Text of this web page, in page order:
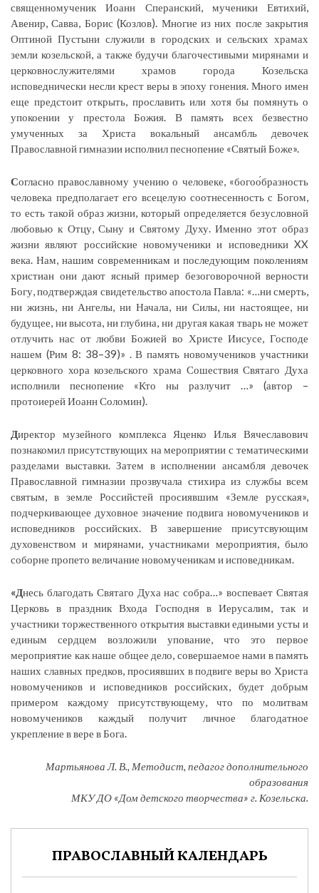
священномученик Иоанн Сперанский, мученики Евтихий,
Авенир, Савва, Борис (Козлов). Многие из них после закрытия
Оптиной Пустыни служили в городских и сельских храмах
земли козельской, а также будучи благочестивыми мирянами и
церковнослужителями храмов города Козельска
исповеднически несли крест веры в эпоху гонения. Много имен
еще предстоит открыть, прославить или хотя бы помянуть о
упокоении у престола Божия. В память всех безвестно
умученных за Христа вокальный ансамбль девочек
Православной гимназии исполнил песнопение «Святый Боже».
Согласно православному учению о человеке, «богоо́бразность
человека предполагает его всецелую соотнесенность с Богом,
то есть такой образ жизни, который определяется безусловной
любовью к Отцу, Сыну и Святому Духу. Именно этот образ
жизни являют российские новомученики и исповедники XX
века. Нам, нашим современникам и последующим поколениям
христиан они дают ясный пример безоговорочной верности
Богу, подтверждая свидетельство апостола Павла: «…ни смерть,
ни жизнь, ни Ангелы, ни Начала, ни Силы, ни настоящее, ни
будущее, ни высота, ни глубина, ни другая какая тварь не может
отлучить нас от любви Божией во Христе Иисусе, Господе
нашем (Рим 8: 38–39)» . В память новомучеников участники
церковного хора козельского храма Сошествия Святаго Духа
исполнили песнопение «Кто ны разлучит …» (автор –
протоиерей Иоанн Соломин).
Директор музейного комплекса Яценко Илья Вячеславович
познакомил присутствующих на мероприятии с тематическими
разделами выставки. Затем в исполнении ансамбля девочек
Православной гимназии прозвучала стихира из службы всем
святым, в земле Российстей просиявшим «Земле русская»,
подчеркивающее духовное значение подвига новомучеников и
исповедников российских. В завершение присутсвующим
духовенством и мирянами, участниками мероприятия, было
соборне пропето величание новомученикам и исповедникам.
«Днесь благодать Святаго Духа нас собра…» воспевает Святая
Церковь в праздник Входа Господня в Иерусалим, так и
участники торжественного открытия выставки едиными усты и
единым сердцем возложили упование, что это первое
мероприятие как наше общее дело, совершаемое нами в память
наших славных предков, просиявших в подвиге веры во Христа
новомучеников и исповедников российских, будет добрым
примером каждому присутствующему, что по молитвам
новомучеников каждый получит личное благодатное
укрепление в вере в Бога.
Мартьянова Л. В., Методист, педагог дополнительного
образования
МКУ ДО «Дом детского творчества» г. Козельска.
ПРАВОСЛАВНЫЙ КАЛЕНДАРЬ